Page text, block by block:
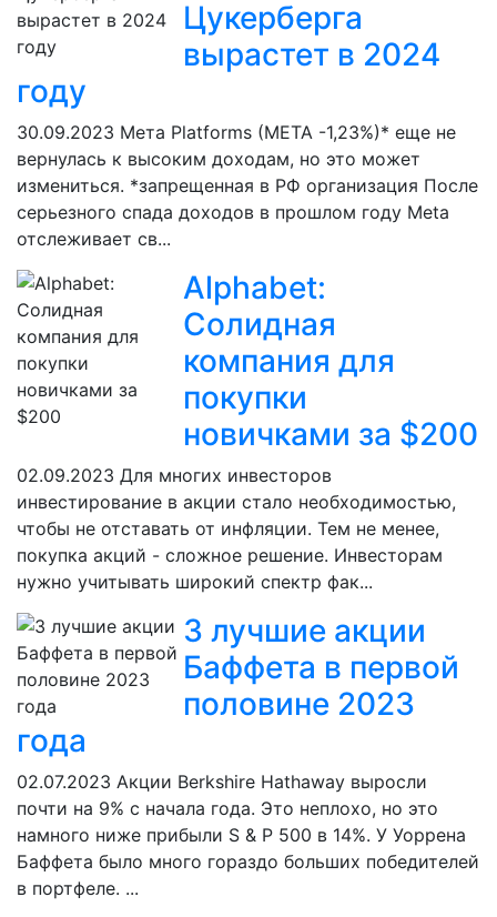
Цукерберга
вырастет в 2024
году
30.09.2023 Мета Platforms (META -1,23%)* еще не
вернулась к высоким доходам, но это может
измениться. *запрещенная в РФ организация После
серьезного спада доходов в прошлом году Meta
отслеживает св...
Alphabet:
Солидная
компания для
покупки
новичками за $200
02.09.2023 Для многих инвесторов
инвестирование в акции стало необходимостью,
чтобы не отставать от инфляции. Тем не менее,
покупка акций - сложное решение. Инвесторам
нужно учитывать широкий спектр фак...
3 лучшие акции
Баффета в первой
половине 2023
года
02.07.2023 Акции Berkshire Hathaway выросли
почти на 9% с начала года. Это неплохо, но это
намного ниже прибыли S & P 500 в 14%. У Уоррена
Баффета было много гораздо больших победителей
в портфеле. ...